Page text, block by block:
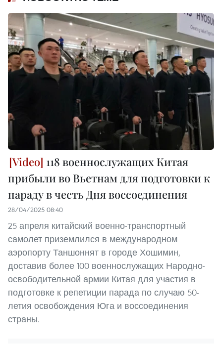
118 военнослужащих Китая
прибыли во Вьетнам для подготовки к
параду в честь Дня воссоединения
28/04/2025 08:40
25 апреля китайский военно-транспортный
самолет приземлился в международном
аэропорту Таншоннят в городе Хошимин,
доставив более 100 военнослужащих Народно-
освободительной армии Китая для участия в
подготовке к репетиции парада по случаю 50-
летия освобождения Юга и воссоединения
страны.